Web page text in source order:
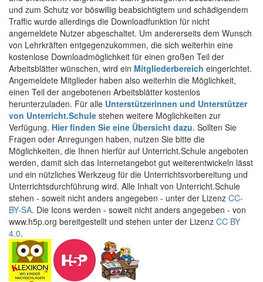
und zum Schutz vor böswillig beabsichtigtem und schädigendem
Traffic wurde allerdings die Downloadfunktion für nicht
angemeldete Nutzer abgeschaltet. Um andererseits dem Wunsch
von Lehrkräften entgegenzukommen, die sich weiterhin eine
kostenlose Downloadmöglichkeit für einen großen Teil der
Arbeitsblätter wünschen, wird ein Mitgliederbereich eingerichtet.
Angemeldete Mitglieder haben also weiterhin die Möglichkeit,
einen Teil der angebotenen Arbeitsblätter kostenlos
herunterzuladen. Für alle Unterstützerinnen und Unterstützer
von Unterricht.Schule stehen weitere Möglichkeiten zur
Verfügung. Hier finden Sie eine Übersicht dazu. Sollten Sie
Fragen oder Anregungen haben, nutzen Sie bitte die
Möglichkeiten, die Ihnen hierfür auf Unterricht.Schule angeboten
werden, damit sich das Internetangebot gut weiterentwickeln lässt
und ein nützliches Werkzeug für die Unterrichtsvorbereitung und
Unterrichtsdurchführung wird. Alle Inhalt von Unterricht.Schule
stehen - soweit nicht anders angegeben - unter der Lizenz CC-
BY-SA. Die Icons werden - soweit nicht anders angegeben - von
www.h5p.org bereitgestellt und stehen unter der Lizenz CC BY
4.0.